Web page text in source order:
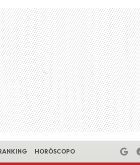
HORÓSCOPO